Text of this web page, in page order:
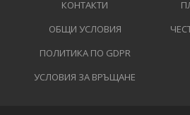
КОНТАКТИ
ОБЩИ УСЛОВИЯ
ПОЛИТИКА ПО GDPR
УСЛОВИЯ ЗА ВРЪЩАНЕ